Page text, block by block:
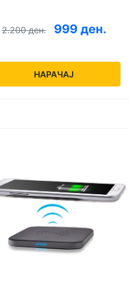
2.200 ден. 999 ден.
НАРАЧАЈ